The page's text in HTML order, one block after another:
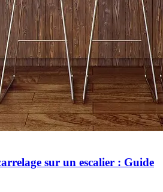
sur un escalier : Guide